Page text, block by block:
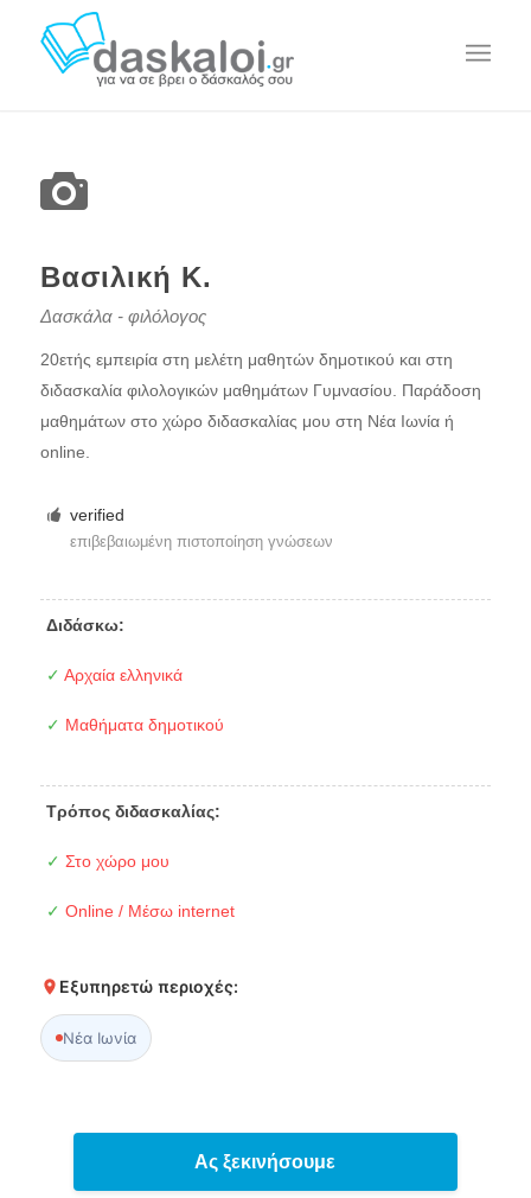
Βασιλική Κ.
Δασκάλα - φιλόλογος
20ετής εμπειρία στη μελέτη μαθητών δημοτικού και στη
διδασκαλία φιλολογικών μαθημάτων Γυμνασίου. Παράδοση
μαθημάτων στο χώρο διδασκαλίας μου στη Νέα Ιωνία ή
online.
verified
επιβεβαιωμένη πιστοποίηση γνώσεων
Διδάσκω:
✓ Αρχαία ελληνικά
✓ Μαθήματα δημοτικού
Τρόπος διδασκαλίας:
✓ Στο χώρο μου
✓ Online / Μέσω internet
Εξυπηρετώ περιοχές:
Νέα Ιωνία
Ας ξεκινήσουμε